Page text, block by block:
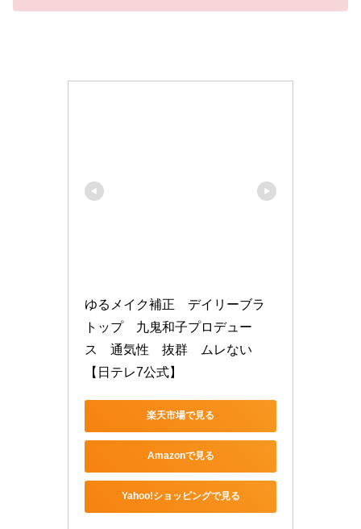
ゆるメイク補正　デイリーブラ
トップ　九鬼和子プロデュー
ス　通気性　抜群　ムレない
【日テレ7公式】
楽天市場で見る
Amazonで見る
Yahoo!ショッピングで見る